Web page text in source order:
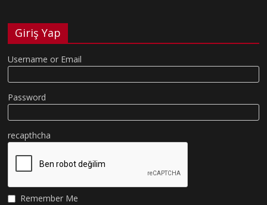
Giriş Yap
Username or Email
Password
recapthcha
Remember Me